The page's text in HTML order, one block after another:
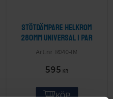
Stötdämpare Helkrom
280mm Universal 1 par
R040-IM
595 KR
KÖP